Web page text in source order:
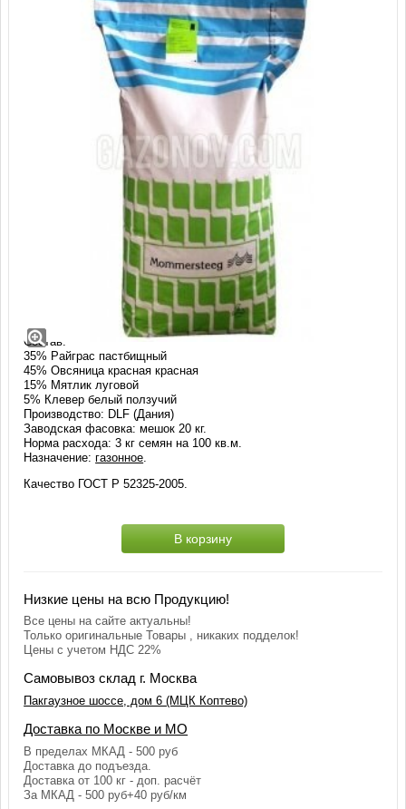
Газонная трава Сиеста (20 кг) с белым
Смесь: СИЕСТА
Состав:
35% Райграс пастбищный
45% Овсяница красная красная
15% Мятлик луговой
5% Клевер белый ползучий
Производство: DLF (Дания)
Заводская фасовка: мешок 20 кг.
Норма расхода: 3 кг семян на 100 кв.м.
Назначение:газонное
Качество ГОСТ Р 52325-2005.
В корзину
Низкие цены на всю Продукцию!
Все цены на сайте актуальны!
Только оригинальные Товары , никаких подделок!
Цены с учетом НДС 22%
Самовывоз склад г. Москва
Пакгаузное шоссе, дом 6 (МЦК Коптево)
Доставка по Москве и МО
В пределах МКАД - 500 руб
Доставка до подъезда.
Доставка от 100 кг - доп. расчёт
За МКАД - 500 руб+40 руб/км